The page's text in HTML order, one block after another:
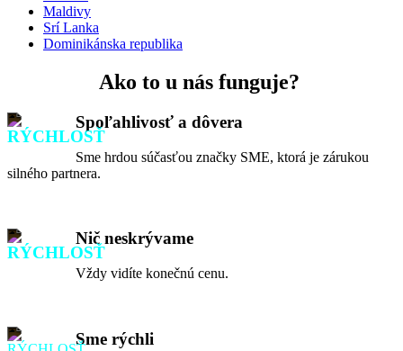
Maldivy
Srí Lanka
Dominikánska republika
Ako to u nás funguje?
Spoľahlivosť a dôvera
Sme hrdou súčasťou značky SME, ktorá je zárukou
silného partnera.
Nič neskrývame
Vždy vidíte konečnú cenu.
Sme rýchli